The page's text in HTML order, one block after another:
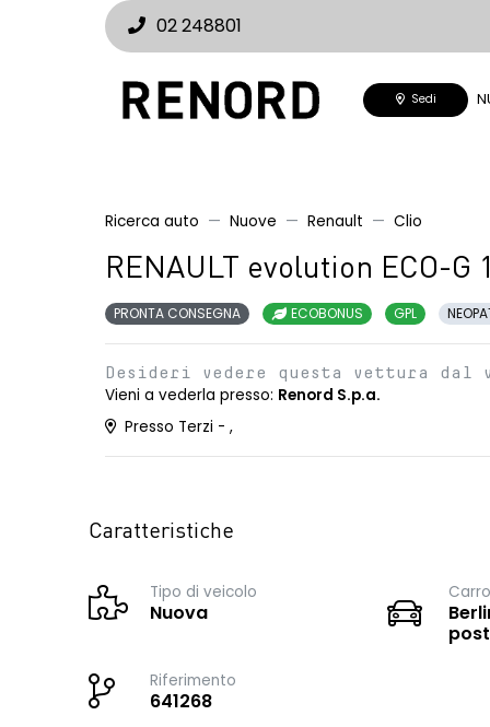
02 248801
Sedi
Ricerca auto Nuove Renault Clio
RENAULT evolution ECO-G
PRONTA CONSEGNA ECOBONUS GPL
Desideri vedere questa vettura dal
Vieni a vederla presso: Renord S.p.a.
Presso Terzi - ,
Caratteristiche
Tipo di veicolo
Nuova
Riferimento
641268